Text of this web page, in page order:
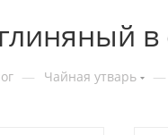
— Чайная утварь —